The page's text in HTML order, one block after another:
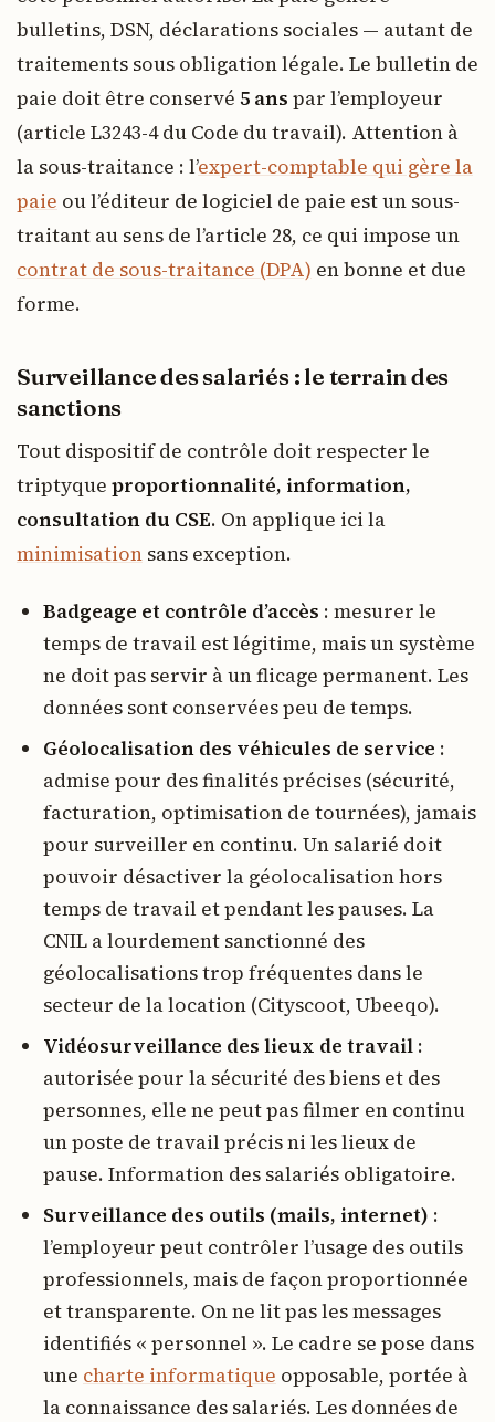
bulletins, DSN, déclarations sociales — autant de
traitements sous obligation légale. Le bulletin de
paie doit être conservé 5 ans par l’employeur
(article L3243-4 du Code du travail). Attention à
la sous-traitance : l’expert-comptable qui gère la
paie ou l’éditeur de logiciel de paie est un sous-
traitant au sens de l’article 28, ce qui impose un
contrat de sous-traitance (DPA) en bonne et due
forme.
Surveillance des salariés : le terrain des
sanctions
Tout dispositif de contrôle doit respecter le
triptyque proportionnalité, information,
consultation du CSE. On applique ici la
minimisation sans exception.
Badgeage et contrôle d’accès : mesurer le
temps de travail est légitime, mais un système
ne doit pas servir à un flicage permanent. Les
données sont conservées peu de temps.
Géolocalisation des véhicules de service :
admise pour des finalités précises (sécurité,
facturation, optimisation de tournées), jamais
pour surveiller en continu. Un salarié doit
pouvoir désactiver la géolocalisation hors
temps de travail et pendant les pauses. La
CNIL a lourdement sanctionné des
géolocalisations trop fréquentes dans le
secteur de la location (Cityscoot, Ubeeqo).
Vidéosurveillance des lieux de travail :
autorisée pour la sécurité des biens et des
personnes, elle ne peut pas filmer en continu
un poste de travail précis ni les lieux de
pause. Information des salariés obligatoire.
Surveillance des outils (mails, internet) :
l’employeur peut contrôler l’usage des outils
professionnels, mais de façon proportionnée
et transparente. On ne lit pas les messages
identifiés « personnel ». Le cadre se pose dans
une charte informatique opposable, portée à
la connaissance des salariés. Les données de